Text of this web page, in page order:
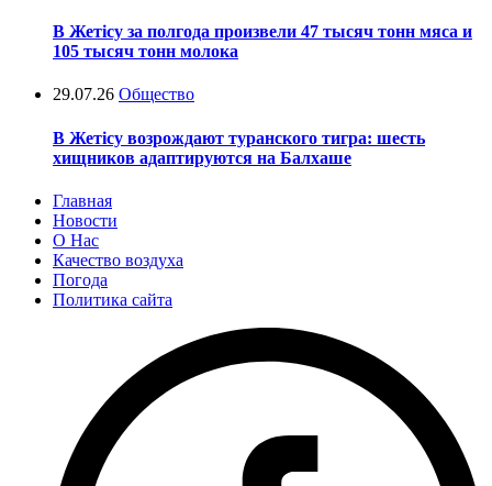
В Жетісу за полгода произвели 47 тысяч тонн мяса и
105 тысяч тонн молока
29.07.26 Общество
В Жетісу возрождают туранского тигра: шесть
хищников адаптируются на Балхаше
Главная
Новости
О Нас
Качество воздуха
Погода
Политика сайта